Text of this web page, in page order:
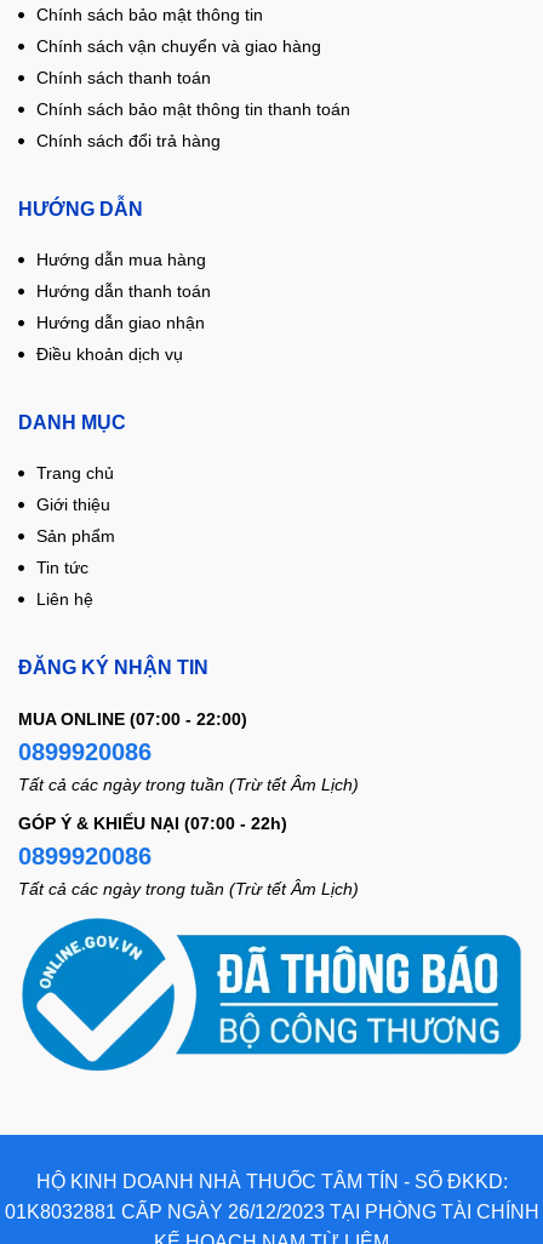
Chính sách bảo mật thông tin
Chính sách vận chuyển và giao hàng
Chính sách thanh toán
Chính sách bảo mật thông tin thanh toán
Chính sách đổi trả hàng
HƯỚNG DẪN
Hướng dẫn mua hàng
Hướng dẫn thanh toán
Hướng dẫn giao nhận
Điều khoản dịch vụ
DANH MỤC
Trang chủ
Giới thiệu
Sản phẩm
Tin tức
Liên hệ
ĐĂNG KÝ NHẬN TIN
MUA ONLINE (07:00 - 22:00)
0899920086
Tất cả các ngày trong tuần (Trừ tết Âm Lịch)
GÓP Ý & KHIẾU NẠI (07:00 - 22h)
0899920086
Tất cả các ngày trong tuần (Trừ tết Âm Lịch)
HỘ KINH DOANH NHÀ THUỐC TÂM TÍN - SỐ ĐKKD:
01K8032881 CẤP NGÀY 26/12/2023 TẠI PHÒNG TÀI CHÍNH